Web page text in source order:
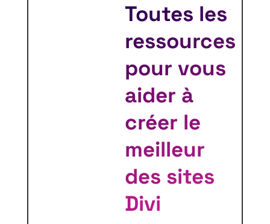
Toutes les
ressources
pour vous
aider à
créer le
meilleur
des sites
Divi